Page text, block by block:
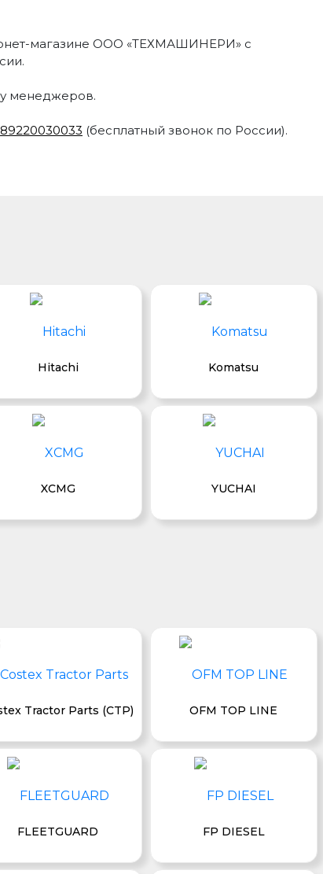
магазине ООО «ТЕХМАШИНЕРИ» с
у менеджеров.
89220030033 (бесплатный звонок по России).
Hitachi Komatsu
XCMG YUCHAI
Tractor Parts (CTP) OFM TOP LINE
FLEETGUARD FP DIESEL